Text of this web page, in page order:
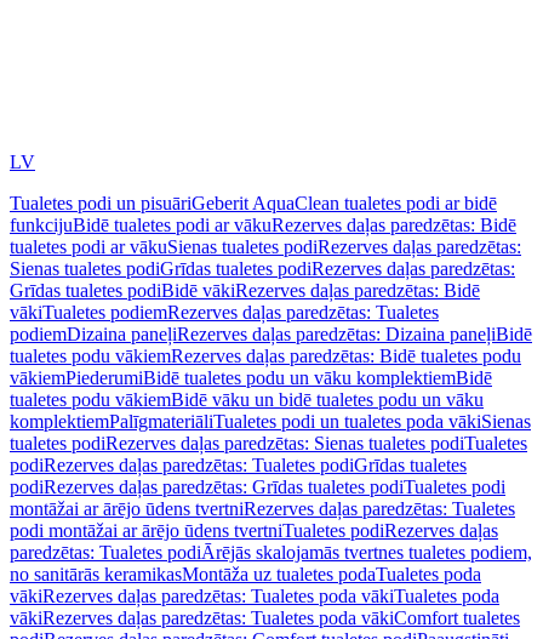
LV
Tualetes podi un pisuāriGeberit AquaClean tualetes podi ar bidē
funkcijuBidē tualetes podi ar vākuRezerves daļas paredzētas: Bidē
tualetes podi ar vākuSienas tualetes podiRezerves daļas paredzētas:
Sienas tualetes podiGrīdas tualetes podiRezerves daļas paredzētas:
Grīdas tualetes podiBidē vākiRezerves daļas paredzētas: Bidē
vākiTualetes podiemRezerves daļas paredzētas: Tualetes
podiemDizaina paneļiRezerves daļas paredzētas: Dizaina paneļiBidē
tualetes podu vākiemRezerves daļas paredzētas: Bidē tualetes podu
vākiemPiederumiBidē tualetes podu un vāku komplektiemBidē
tualetes podu vākiemBidē vāku un bidē tualetes podu un vāku
komplektiemPalīgmateriāliTualetes podi un tualetes poda vākiSienas
tualetes podiRezerves daļas paredzētas: Sienas tualetes podiTualetes
podiRezerves daļas paredzētas: Tualetes podiGrīdas tualetes
podiRezerves daļas paredzētas: Grīdas tualetes podiTualetes podi
montāžai ar ārējo ūdens tvertniRezerves daļas paredzētas: Tualetes
podi montāžai ar ārējo ūdens tvertniTualetes podiRezerves daļas
paredzētas: Tualetes podiĀrējās skalojamās tvertnes tualetes podiem,
no sanitārās keramikasMontāža uz tualetes podaTualetes poda
vākiRezerves daļas paredzētas: Tualetes poda vākiTualetes poda
vākiRezerves daļas paredzētas: Tualetes poda vākiComfort tualetes